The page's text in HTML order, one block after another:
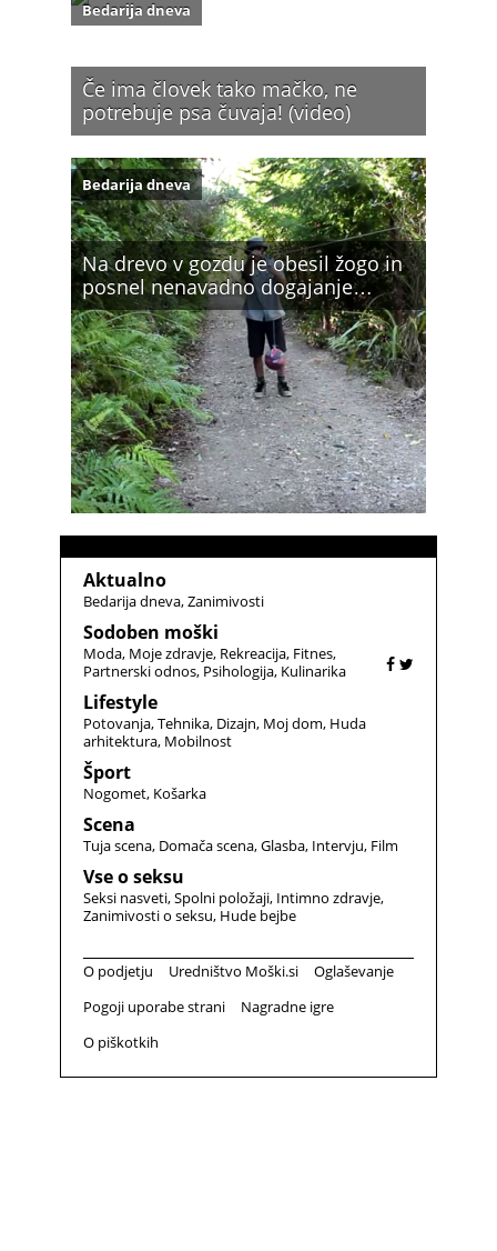
Če ima človek tako mačko, ne
potrebuje psa čuvaja! (video)
Bedarija dneva
Na drevo v gozdu je obesil žogo in
posnel nenavadno dogajanje…
Bedarija dneva
Aktualno
Bedarija dneva Zanimivosti
Sodoben moški
Moda Moje zdravje Rekreacija Fitnes
Partnerski odnos Psihologija Kulinarika
Lifestyle
Potovanja Tehnika Dizajn Moj dom Huda
arhitektura Mobilnost
Šport
Nogomet Košarka
Scena
Tuja scena Domača scena Glasba Intervju Film
Vse o seksu
Seksi nasveti Spolni položaji Intimno zdravje
Zanimivosti o seksu Hude bejbe
O podjetju Uredništvo Moški.si
Oglaševanje
Pogoji uporabe strani
Nagradne igre
O piškotkih